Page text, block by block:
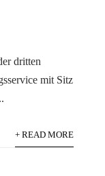
dritten
mit Sitz
+ READ MORE